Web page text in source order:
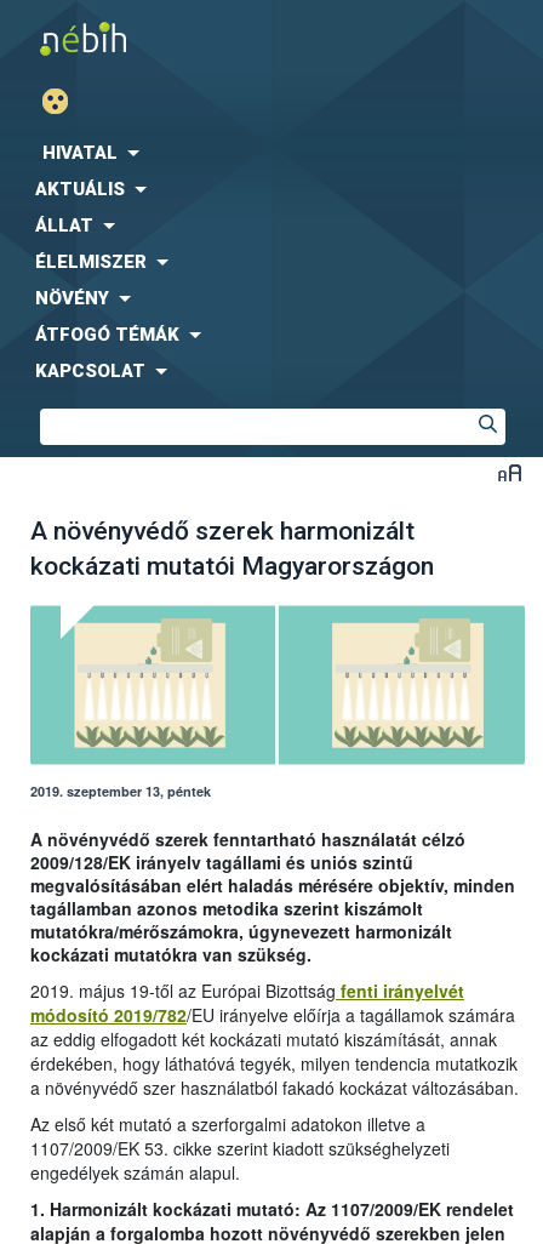
HIVATAL
AKTUÁLIS
ÁLLAT
ÉLELMISZER
NÖVÉNY
ÁTFOGÓ TÉMÁK
KAPCSOLAT
A növényvédő szerek harmonizált
kockázati mutatói Magyarországon
2019. szeptember 13, péntek
A növényvédő szerek fenntartható használatát célzó
2009/128/EK irányelv tagállami és uniós szintű
megvalósításában elért haladás mérésére objektív, minden
tagállamban azonos metodika szerint kiszámolt
mutatókra/mérőszámokra, úgynevezett harmonizált
kockázati mutatókra van szükség.
2019. május 19-től az Európai Bizottság fenti irányelvét
módosító 2019/782/EU irányelve előírja a tagállamok számára
az eddig elfogadott két kockázati mutató kiszámítását, annak
érdekében, hogy láthatóvá tegyék, milyen tendencia mutatkozik
a növényvédő szer használatból fakadó kockázat változásában.
Az első két mutató a szerforgalmi adatokon illetve a
1107/2009/EK 53. cikke szerint kiadott szükséghelyzeti
engedélyek számán alapul.
1. Harmonizált kockázati mutató: Az 1107/2009/EK rendelet
alapján a forgalomba hozott növényvédő szerekben jelen